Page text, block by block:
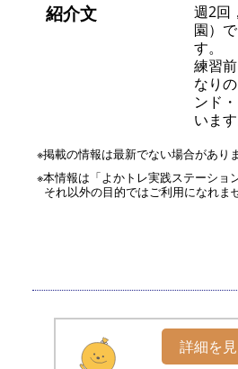
紹介文
週2回
園）
す。
練習
なり
ンド
います
※掲載の情報は最新でない場合があり
※本情報は「よかトレ実践ステーショ
それ以外の目的ではご利用になれま
詳細を